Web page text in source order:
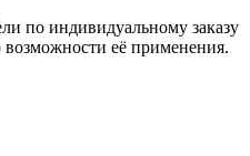
по индивидуальному заказу
её применения.